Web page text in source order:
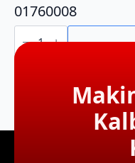
01760008
01760008
adet